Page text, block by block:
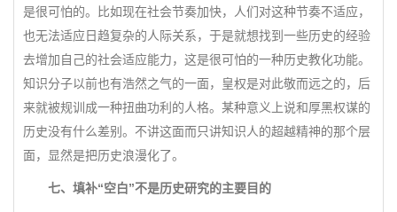
是很可怕的。比如现在社会节奏加快，人们对这种节奏不适应，
也无法适应日趋复杂的人际关系，于是就想找到一些历史的经验
去增加自己的社会适应能力，这是很可怕的一种历史教化功能。
知识分子以前也有浩然之气的一面，皇权是对此敬而远之的，后
来就被规训成一种扭曲功利的人格。某种意义上说和厚黑权谋的
历史没有什么差别。不讲这面而只讲知识人的超越精神的那个层
面，显然是把历史浪漫化了。
七、填补“空白”不是历史研究的主要目的